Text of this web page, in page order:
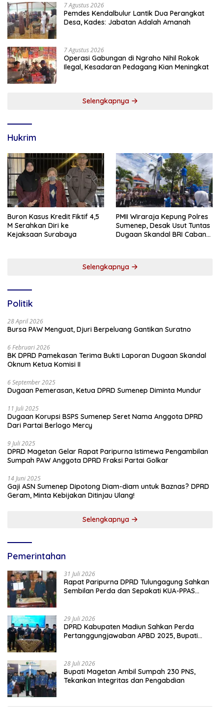
7 Agustus 2026
Pemdes Kendalbulur Lantik Dua Perangkat
Desa, Kades: Jabatan Adalah Amanah
7 Agustus 2026
Operasi Gabungan di Ngraho Nihil Rokok
Ilegal, Kesadaran Pedagang Kian Meningkat
Selengkapnya
Hukrim
Buron Kasus Kredit Fiktif 4,5
M Serahkan Diri ke
Kejaksaan Surabaya
PMII Wiraraja Kepung Polres
Sumenep, Desak Usut Tuntas
Dugaan Skandal BRI Cabang
Selengkapnya
Politik
28 April 2026
Bursa PAW Menguat, Djuri Berpeluang Gantikan Suratno
6 Februari 2026
BK DPRD Pamekasan Terima Bukti Laporan Dugaan Skandal
Oknum Ketua Komisi II
6 September 2025
Dugaan Pemerasan, Ketua DPRD Sumenep Diminta Mundur
11 Juli 2025
Dugaan Korupsi BSPS Sumenep Seret Nama Anggota DPRD
Dari Partai Berlogo Mercy
9 Juli 2025
DPRD Magetan Gelar Rapat Paripurna Istimewa Pengambilan
Sumpah PAW Anggota DPRD Fraksi Partai Golkar
14 Juni 2025
Gaji ASN Sumenep Dipotong Diam-diam untuk Baznas? DPRD
Geram, Minta Kebijakan Ditinjau Ulang!
Selengkapnya
Pemerintahan
31 Juli 2026
Rapat Paripurna DPRD Tulungagung Sahkan
Sembilan Perda dan Sepakati KUA-PPAS
29 Juli 2026
DPRD Kabupaten Madiun Sahkan Perda
Pertanggungjawaban APBD 2025, Bupati
28 Juli 2026
Bupati Magetan Ambil Sumpah 230 PNS,
Tekankan Integritas dan Pengabdian